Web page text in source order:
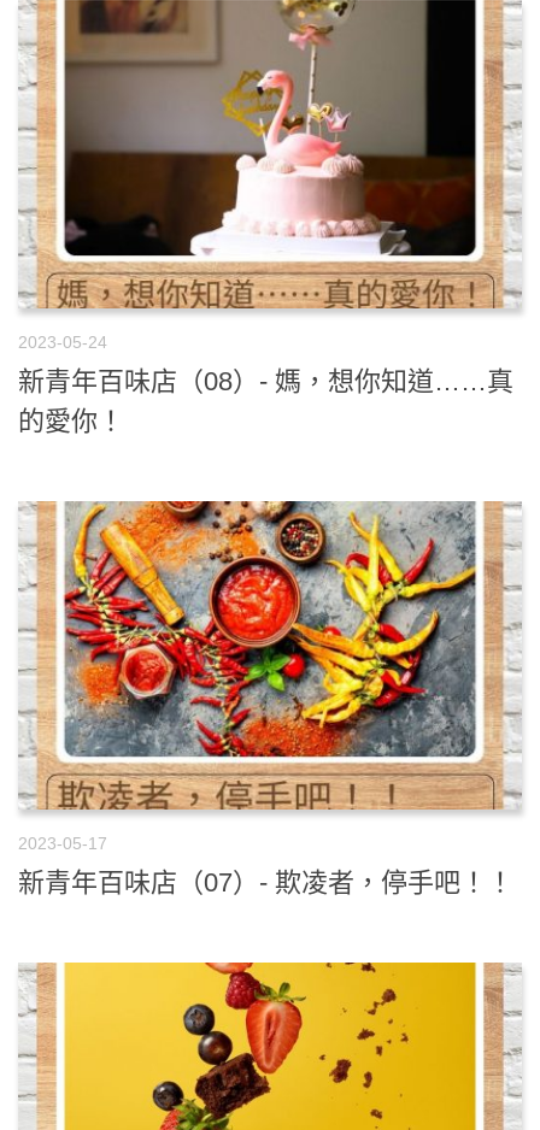
2023-05-24
新青年百味店（08）- 媽，想你知道……真
的愛你！
2023-05-17
新青年百味店（07）- 欺凌者，停手吧！！